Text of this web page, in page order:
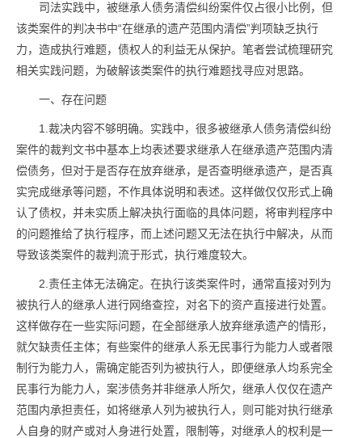
司法实践中，被继承人债务清偿纠纷案件仅占很小比例，但
该类案件的判决书中“在继承的遗产范围内清偿”判项缺乏执行
力，造成执行难题，债权人的利益无从保护。笔者尝试梳理研究
相关实践问题，为破解该类案件的执行难题找寻应对思路。
一、存在问题
1.裁决内容不够明确。实践中，很多被继承人债务清偿纠纷
案件的裁判文书中基本上均表述要求继承人在继承遗产范围内清
偿债务，但对于是否存在放弃继承，是否查明继承遗产，是否真
实完成继承等问题，不作具体说明和表述。这样做仅仅形式上确
认了债权，并未实质上解决执行面临的具体问题，将审判程序中
的问题推给了执行程序，而上述问题又无法在执行中解决，从而
导致该类案件的裁判流于形式，执行难度较大。
2.责任主体无法确定。在执行该类案件时，通常直接对列为
被执行人的继承人进行网络查控，对名下的资产直接进行处置。
这样做存在一些实际问题，在全部继承人放弃继承遗产的情形，
就欠缺责任主体；有些案件的继承人系无民事行为能力人或者限
制行为能力人，需确定能否列为被执行人，即便继承人均系完全
民事行为能力人，案涉债务并非继承人所欠，继承人仅仅在遗产
范围内承担责任，如将继承人列为被执行人，则可能对执行继承
人自身的财产或对人身进行处置，限制等，对继承人的权利是一